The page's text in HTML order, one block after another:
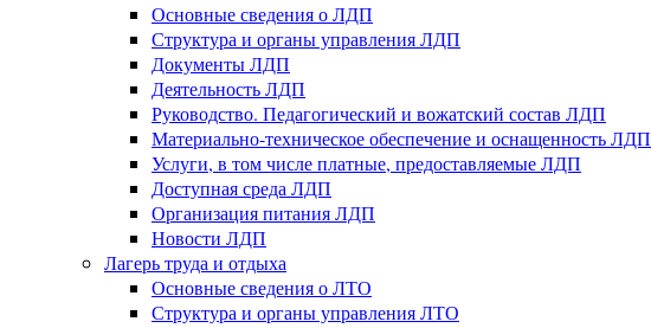
Основные сведения о ЛДП
Структура и органы управления ЛДП
Документы ЛДП
Деятельность ЛДП
Руководство. Педагогический и вожатский состав ЛДП
Материально-техническое обеспечение и оснащенность ЛДП
Услуги, в том числе платные, предоставляемые ЛДП
Доступная среда ЛДП
Организация питания ЛДП
Новости ЛДП
Лагерь труда и отдыха
Основные сведения о ЛТО
Структура и органы управления ЛТО